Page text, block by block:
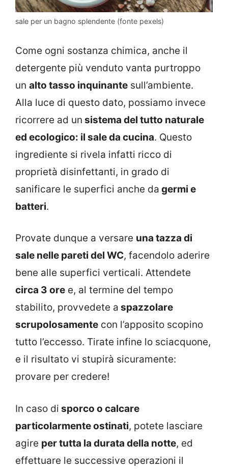
sale per un bagno splendente (fonte pexels)
Come ogni sostanza chimica, anche il
detergente più venduto vanta purtroppo
un alto tasso inquinante sull’ambiente.
Alla luce di questo dato, possiamo invece
ricorrere ad un sistema del tutto naturale
ed ecologico: il sale da cucina. Questo
ingrediente si rivela infatti ricco di
proprietà disinfettanti, in grado di
sanificare le superfici anche da germi e
batteri.
Provate dunque a versare una tazza di
sale nelle pareti del WC, facendolo aderire
bene alle superfici verticali. Attendete
circa 3 ore e, al termine del tempo
stabilito, provvedete a spazzolare
scrupolosamente con l’apposito scopino
tutto l’eccesso. Tirate infine lo sciacquone,
e il risultato vi stupirà sicuramente:
provare per credere!
In caso di sporco o calcare
particolarmente ostinati, potete lasciare
agire per tutta la durata della notte, ed
effettuare le successive operazioni il